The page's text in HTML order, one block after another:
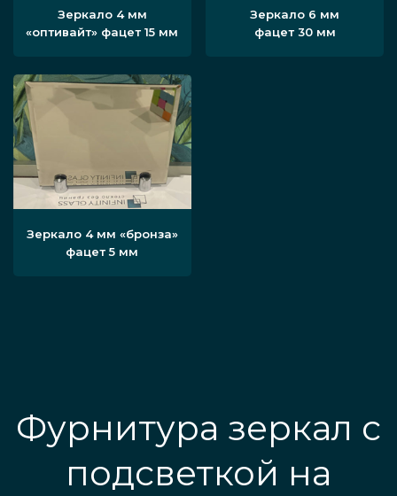
Зеркало 4 мм
«оптивайт» фацет 15 мм
Зеркало 6 мм
фацет 30 мм
Зеркало 4 мм «бронза»
фацет 5 мм
Фурнитура зеркал с
подсветкой на